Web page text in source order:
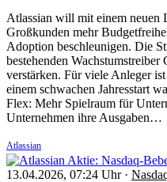
Atlassian will mit einem neuen
Großkunden mehr
Adoption beschleunigen. Die
bestehenden
verstärken. Für viele Anleger
einem schwachen Jahresstart
Flex: Mehr Spielraum für
Unternehmen ihre Ausgaben…
Atlassian
13.04.2026, 07:24 Uhr ·